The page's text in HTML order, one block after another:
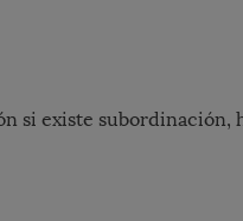
si existe subordinación,